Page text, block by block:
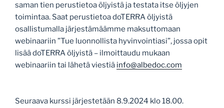
saman tien perustietoa öljyistä ja testata itse öljyjen
toimintaa. Saat perustietoa doTERRA öljyistä
osallistumalla järjestämäämme maksuttomaan
webinaariin ”Tue luonnollista hyvinvointiasi”, jossa opit
lisää doTERRA öljyistä – ilmoittaudu mukaan
webinaariin tai lähetä viestiä info@albedoc.com
Seuraava kurssi järjestetään 8.9.2024 klo 18.00.